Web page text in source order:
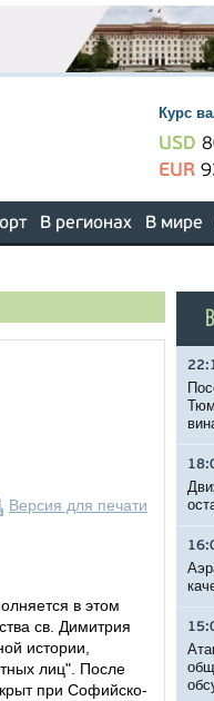
Курс
USD
EUR
В регионах В мире
Версия для печати
в этом
св. Димитрия
истории,
лиц". После
при Софийско-